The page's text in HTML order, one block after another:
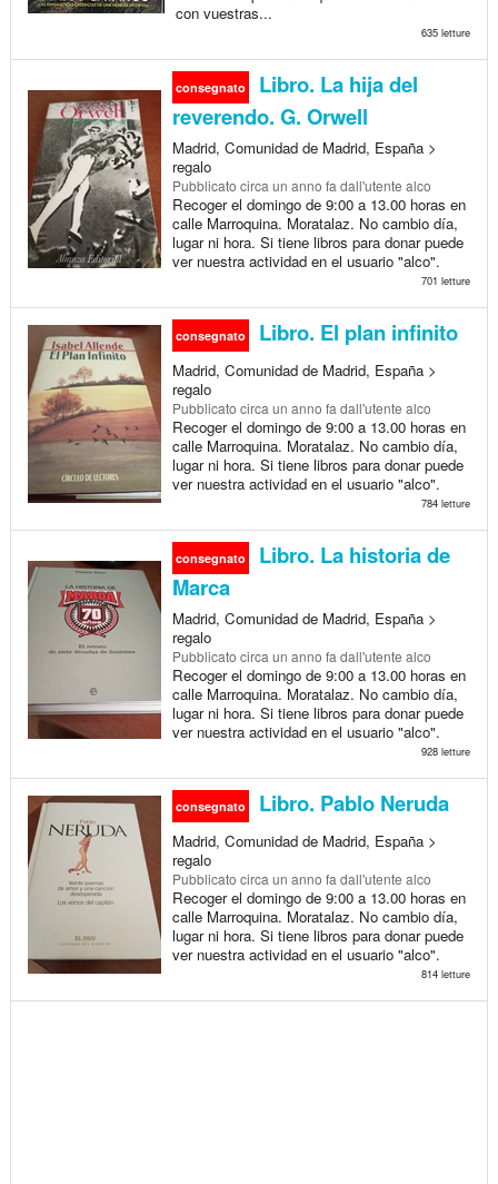
con vuestras...
635 letture
consegnato
Libro. La hija del
reverendo. G. Orwell
Madrid, Comunidad de Madrid, España >
regalo
Pubblicato circa un anno fa dall'utente alco
Recoger el domingo de 9:00 a 13.00 horas en
calle Marroquina. Moratalaz. No cambio día,
lugar ni hora. Si tiene libros para donar puede
ver nuestra actividad en el usuario "alco".
701 letture
consegnato Libro. El plan infinito
Madrid, Comunidad de Madrid, España >
regalo
Pubblicato circa un anno fa dall'utente alco
Recoger el domingo de 9:00 a 13.00 horas en
calle Marroquina. Moratalaz. No cambio día,
lugar ni hora. Si tiene libros para donar puede
ver nuestra actividad en el usuario "alco".
784 letture
consegnato
Libro. La historia de
Marca
Madrid, Comunidad de Madrid, España >
regalo
Pubblicato circa un anno fa dall'utente alco
Recoger el domingo de 9:00 a 13.00 horas en
calle Marroquina. Moratalaz. No cambio día,
lugar ni hora. Si tiene libros para donar puede
ver nuestra actividad en el usuario "alco".
928 letture
consegnato Libro. Pablo Neruda
Madrid, Comunidad de Madrid, España >
regalo
Pubblicato circa un anno fa dall'utente alco
Recoger el domingo de 9:00 a 13.00 horas en
calle Marroquina. Moratalaz. No cambio día,
lugar ni hora. Si tiene libros para donar puede
ver nuestra actividad en el usuario "alco".
814 letture